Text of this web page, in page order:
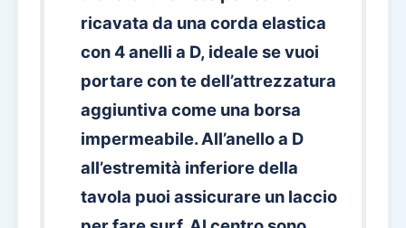
ricavata da una corda elastica
con 4 anelli a D, ideale se vuoi
portare con te dell’attrezzatura
aggiuntiva come una borsa
impermeabile. All’anello a D
all’estremità inferiore della
tavola puoi assicurare un laccio